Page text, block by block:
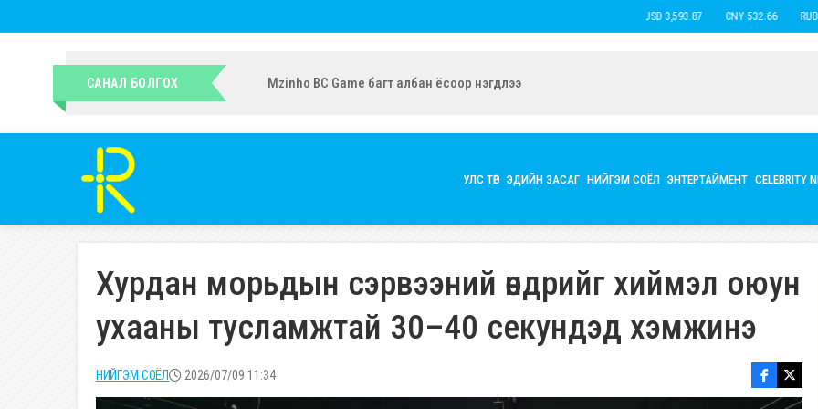
USD 3,593.87 CNY 532.66 RUB
САНАЛ БОЛГОХ УИХ-ын гишүүн Ч.Ундрамын экс нөхөр Б.Наранцацралт найзтай нь ханилан, бүл нэмжээ
УЛС ТӨР ЭДИЙН ЗАСАГ НИЙГЭМ СОЁЛ ЭНТЕРТАЙМЕНТ CELEBRITY
Хурдан морьдын сэрвээний өндрийг хиймэл оюун
ухааны тусламжтай 30–40 секундэд хэмжинэ
НИЙГЭМ СОЁЛ 2026/07/09 11:34